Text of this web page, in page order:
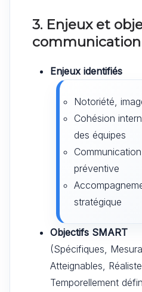
3. Enjeux et
communication
Enjeux identifiés
Notoriété,
Cohésion
des équipes
préventive
stratégique
Objectifs SMART
(Spécifiques,
Atteignables,
Temporellement